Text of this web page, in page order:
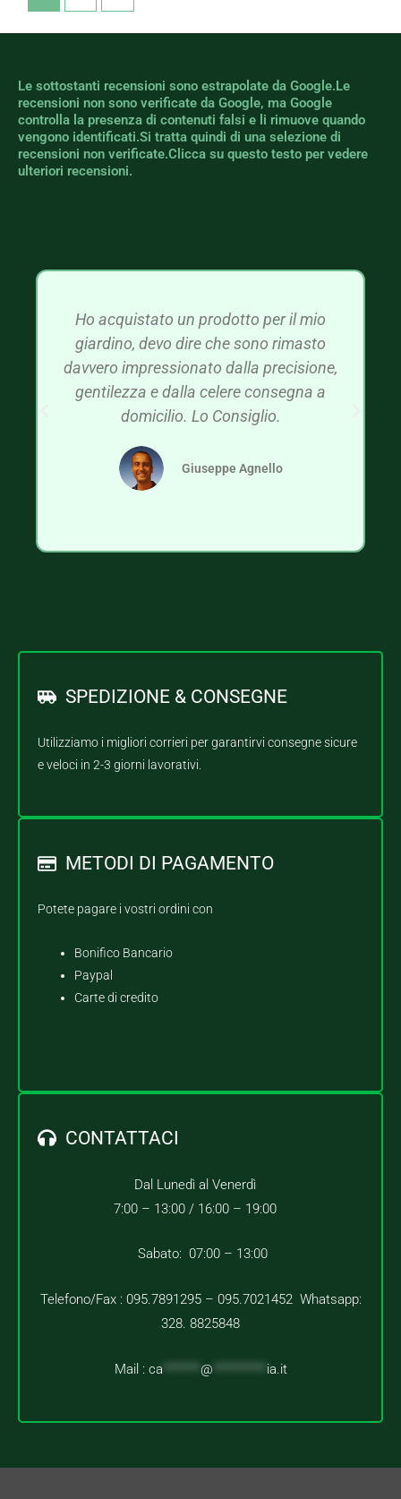
Le sottostanti recensioni sono estrapolate da Google.Le
recensioni non sono verificate da Google, ma Google
controlla la presenza di contenuti falsi e li rimuove quando
vengono identificati.Si tratta quindi di una selezione di
recensioni non verificate.Clicca su questo testo per vedere
ulteriori recensioni.
Ho acquistato un prodotto per il mio
giardino, devo dire che sono rimasto
davvero impressionato dalla precisione,
gentilezza e dalla celere consegna a
domicilio. Lo Consiglio.
Giuseppe Agnello
SPEDIZIONE & CONSEGNE
Utilizziamo i migliori corrieri per garantirvi consegne sicure
e veloci in 2-3 giorni lavorativi.
METODI DI PAGAMENTO
Potete pagare i vostri ordini con
Bonifico Bancario
Paypal
Carte di credito
CONTATTACI
Dal Lunedì al Venerdì
7:00 – 13:00 / 16:00 – 19:00
Sabato: 07:00 – 13:00
Telefono/Fax : 095.7891295 – 095.7021452 Whatsapp:
328. 8825848
Mail : ca @ ia.it